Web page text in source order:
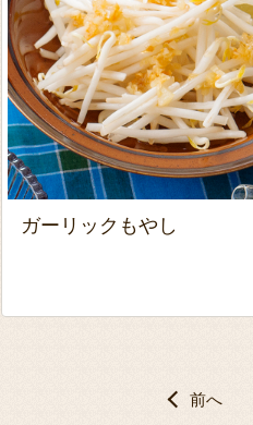
ガーリックもやし
前へ